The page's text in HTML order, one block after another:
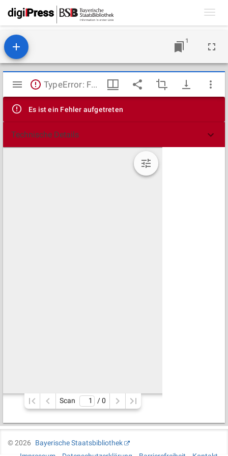
1
Mirador
Viewer
TypeError: Failed to fetch
Es ist ein Fehler aufgetreten
Technische Details
Scan / 0
©2026
Bayerische Staatsbibliothek